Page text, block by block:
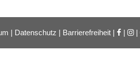
| Datenschutz | Barrierefreiheit | | |